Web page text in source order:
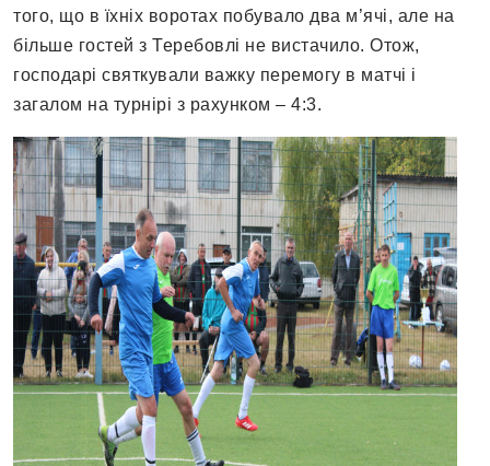
того, що в їхніх воротах побувало два м’ячі, але на
більше гостей з Теребовлі не вистачило. Отож,
господарі святкували важку перемогу в матчі і
загалом на турнірі з рахунком – 4:3.